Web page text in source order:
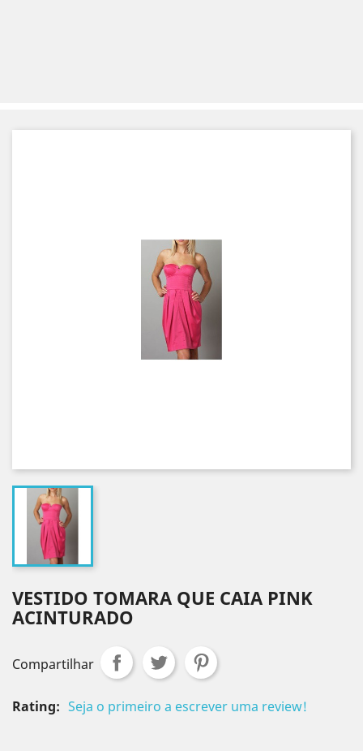
VESTIDO TOMARA QUE CAIA PINK
ACINTURADO
Compartilhar
Rating: Seja o primeiro a escrever uma review!